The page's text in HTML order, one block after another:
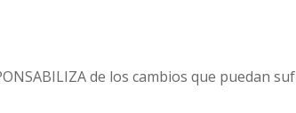
de los cambios que puedan